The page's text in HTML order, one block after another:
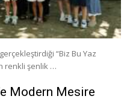
“Biz Bu Yaz
renkli şenlik …
Modern Mesire